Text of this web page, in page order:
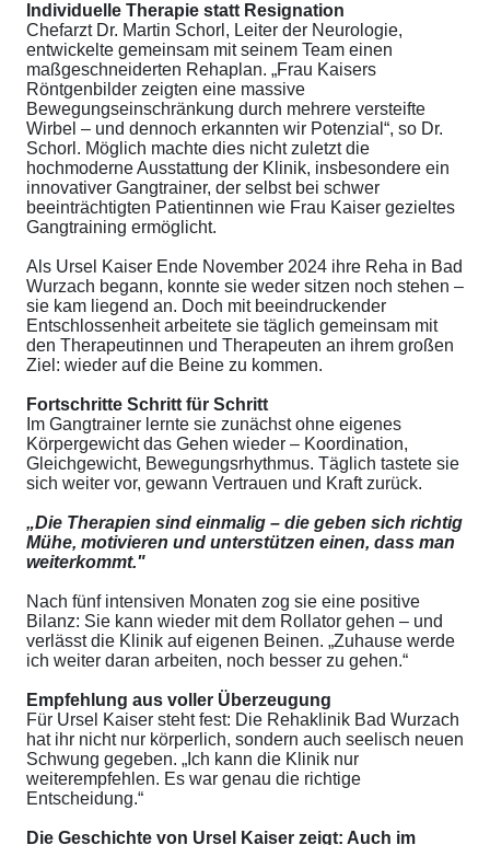
Individuelle Therapie statt Resignation
Chefarzt Dr. Martin Schorl, Leiter der Neurologie,
entwickelte gemeinsam mit seinem Team einen
maßgeschneiderten Rehaplan. „Frau Kaisers
Röntgenbilder zeigten eine massive
Bewegungseinschränkung durch mehrere versteifte
Wirbel – und dennoch erkannten wir Potenzial“, so Dr.
Schorl. Möglich machte dies nicht zuletzt die
hochmoderne Ausstattung der Klinik, insbesondere ein
innovativer Gangtrainer, der selbst bei schwer
beeinträchtigten Patientinnen wie Frau Kaiser gezieltes
Gangtraining ermöglicht.
Als Ursel Kaiser Ende November 2024 ihre Reha in Bad
Wurzach begann, konnte sie weder sitzen noch stehen –
sie kam liegend an. Doch mit beeindruckender
Entschlossenheit arbeitete sie täglich gemeinsam mit
den Therapeutinnen und Therapeuten an ihrem großen
Ziel: wieder auf die Beine zu kommen.
Fortschritte Schritt für Schritt
Im Gangtrainer lernte sie zunächst ohne eigenes
Körpergewicht das Gehen wieder – Koordination,
Gleichgewicht, Bewegungsrhythmus. Täglich tastete sie
sich weiter vor, gewann Vertrauen und Kraft zurück.
„Die Therapien sind einmalig – die geben sich richtig
Mühe, motivieren und unterstützen einen, dass man
weiterkommt."
Nach fünf intensiven Monaten zog sie eine positive
Bilanz: Sie kann wieder mit dem Rollator gehen – und
verlässt die Klinik auf eigenen Beinen. „Zuhause werde
ich weiter daran arbeiten, noch besser zu gehen.“
Empfehlung aus voller Überzeugung
Für Ursel Kaiser steht fest: Die Rehaklinik Bad Wurzach
hat ihr nicht nur körperlich, sondern auch seelisch neuen
Schwung gegeben. „Ich kann die Klinik nur
weiterempfehlen. Es war genau die richtige
Entscheidung.“
Die Geschichte von Ursel Kaiser zeigt: Auch im